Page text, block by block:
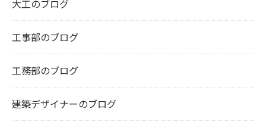
大工のブログ
工事部のブログ
工務部のブログ
建築デザイナーのブログ